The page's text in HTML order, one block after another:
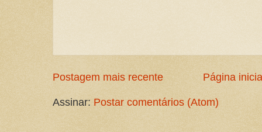
Postagem mais recente Página
Assinar: Postar comentários (Atom)